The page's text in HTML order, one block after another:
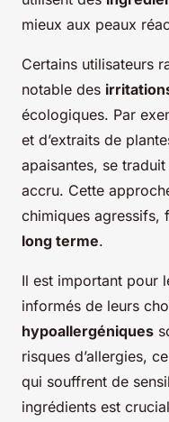
mieux aux peaux
Certains utilisateurs
notable des
écologiques. Par
et d’extraits de
apaisantes, se
accru. Cette
chimiques agressifs,
long terme.
Il est important pour
informés de leurs
hypoallergéniques
risques d’allergies,
qui souffrent de
ingrédients est